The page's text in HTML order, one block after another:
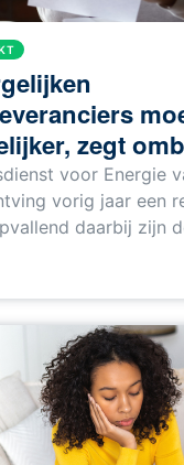
zegt
voor Energie
vorig jaar een
daarbij zijn